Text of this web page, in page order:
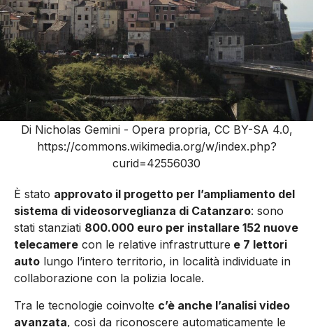
Di Nicholas Gemini - Opera propria, CC BY-SA 4.0,
https://commons.wikimedia.org/w/index.php?
curid=42556030
È stato approvato il progetto per l’ampliamento del
sistema di videosorveglianza di Catanzaro: sono
stati stanziati 800.000 euro per installare 152 nuove
telecamere con le relative infrastrutture e 7 lettori
auto lungo l’intero territorio, in località individuate in
collaborazione con la polizia locale.
Tra le tecnologie coinvolte c’è anche l’analisi video
avanzata, così da riconoscere automaticamente le